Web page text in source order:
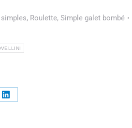
, Roulette, Simple galet bombé